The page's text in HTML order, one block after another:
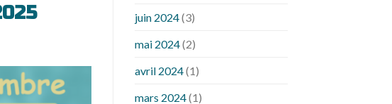
juin 2024(3)
mai 2024(2)
avril 2024(1)
mars 2024(1)